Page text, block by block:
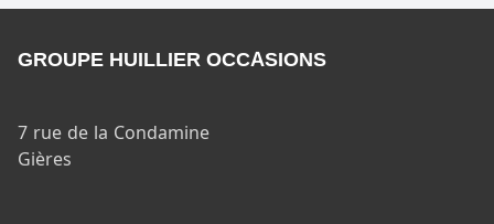
GROUPE HUILLIER OCCASIONS
7 rue de la Condamine
Gières